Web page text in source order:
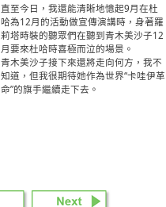
直至今日，我還能清晰地憶起9月在杜
哈為12月的活動做宣傳演講時，身著羅
莉塔時裝的聽眾們在聽到青木美沙子12
月要來杜哈時喜極而泣的場景。
青木美沙子接下來還將走向何方，我不
知道，但我很期待她作為世界“卡哇伊革
命”的旗手繼續走下去。